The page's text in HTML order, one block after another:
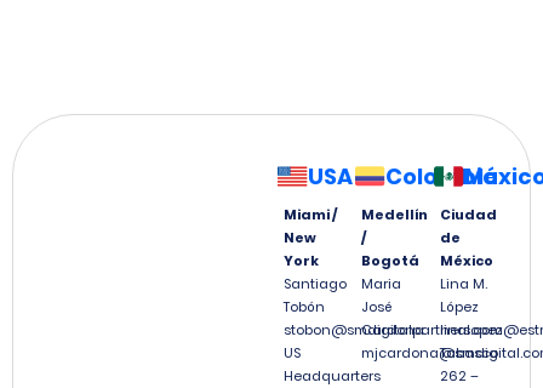
USA
Miami /
New
York
Santiago
Tobón
stobon@smdigitalpartners.com
US
Headquarters
Colombia
Medellín
/
Bogotá
Maria
José
Cardona
Ciudad
de
México
Lina M.
López
Tabasco
262 –